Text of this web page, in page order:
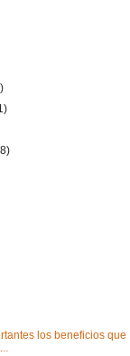
los beneficios que